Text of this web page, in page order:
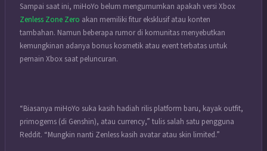
Sampai saat ini, miHoYo belum mengumumkan apakah versi Xbox
Zenless Zone Zero akan memiliki fitur eksklusif atau konten
tambahan. Namun beberapa rumor di komunitas menyebutkan
kemungkinan adanya bonus kosmetik atau event terbatas untuk
pemain Xbox saat peluncuran.
“Biasanya miHoYo suka kasih hadiah rilis platform baru, kayak outfit,
primogems (di Genshin), atau currency,” tulis salah satu pengguna
Reddit. “Mungkin nanti Zenless kasih avatar atau skin limited.”